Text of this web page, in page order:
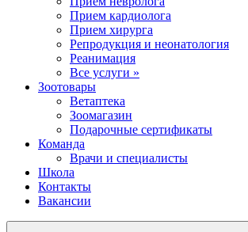
Прием кардиолога
Прием хирурга
Репродукция и неонатология
Реанимация
Все услуги »
Зоотовары
Ветаптека
Зоомагазин
Подарочные сертификаты
Команда
Врачи и специалисты
Школа
Контакты
Вакансии